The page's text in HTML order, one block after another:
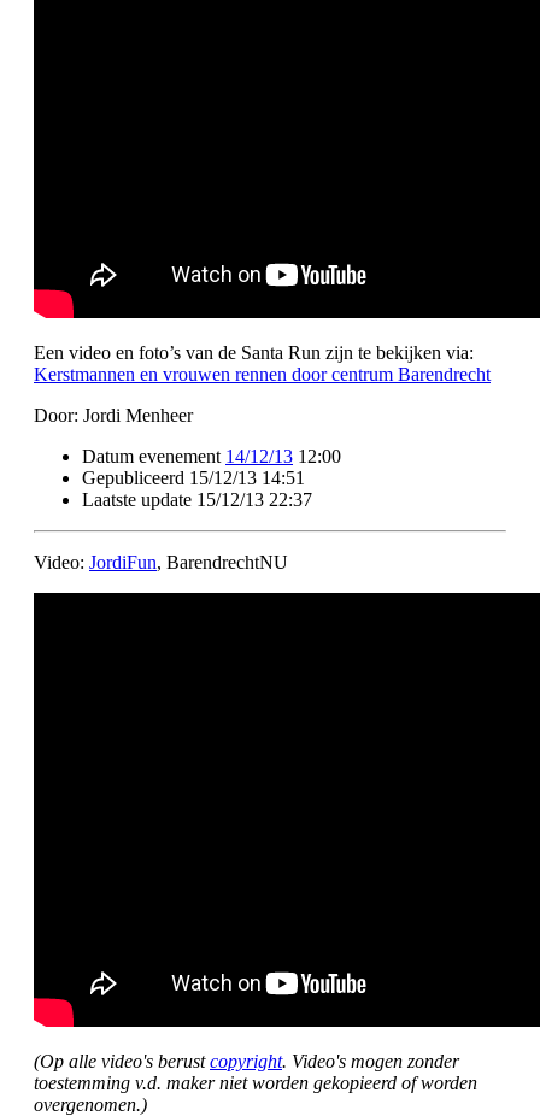
Een video en foto’s van de Santa Run zijn te bekijken via:
Kerstmannen en vrouwen rennen door centrum Barendrecht
Door: Jordi Menheer
Datum evenement 14/12/13 12:00
Gepubliceerd 15/12/13 14:51
Laatste update 15/12/13 22:37
Video: JordiFun, BarendrechtNU
(Op alle video's berustcopyright. Video's mogen zonder
toestemming v.d. maker niet worden gekopieerd of worden
overgenomen.)